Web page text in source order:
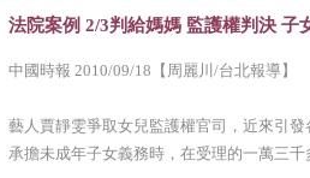
法院案例 2/3判給媽媽 監護權判決 子
中國時報 2010/09/18【周麗川/台北報導】
藝人賈靜雯爭取女兒監護權官司，近來引
承擔未成年子女義務時，在受理的一萬三